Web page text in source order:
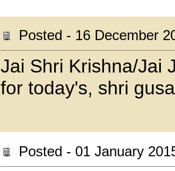
Posted - 16 December
Jai Shri Krishna/Jai
for today's, shri
Posted - 01 January